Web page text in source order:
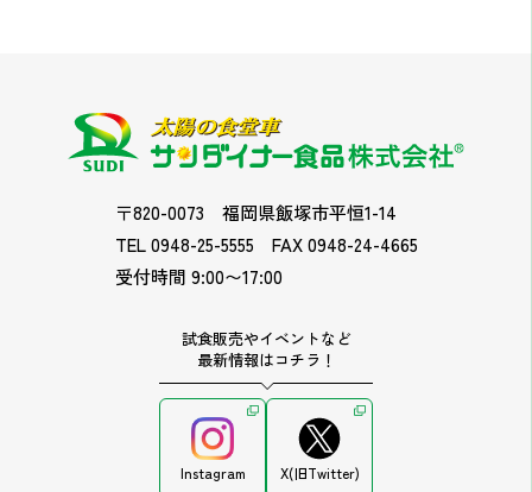
〒820-0073 福岡県飯塚市平恒1-14
TEL 0948-25-5555 FAX 0948-24-4665
受付時間 9:00〜17:00
試食販売やイベントなど
最新情報はコチラ！
Instagram X(旧Twitter)